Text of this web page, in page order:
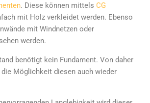
. Diese können mittels CG
mit Holz verkleidet werden. Ebenso
mit Windnetzen oder
werden.
benötigt kein Fundament. Von daher
Möglichkeit diesen auch wieder